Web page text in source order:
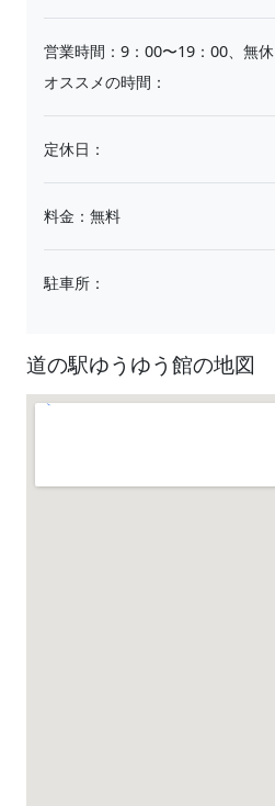
営業時間：9：00〜19：00、無休
オススメの時間：
定休日：
料金：無料
駐車所：
道の駅ゆうゆう館の地図